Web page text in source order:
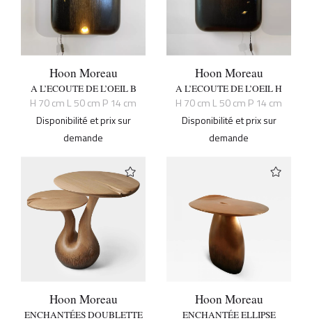
Hoon Moreau
A L’ECOUTE DE L’OEIL B
H 70 cm L 50 cm P 14 cm
Disponibilité et prix sur
demande
Hoon Moreau
A L’ECOUTE DE L’OEIL H
H 70 cm L 50 cm P 14 cm
Disponibilité et prix sur
demande
Hoon Moreau
ENCHANTÉES DOUBLETTE
Hoon Moreau
ENCHANTÉE ELLIPSE